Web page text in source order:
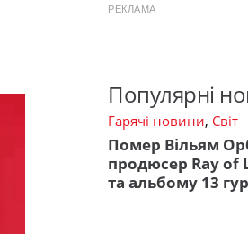
РЕКЛАМА
Популярні
Гарячі новини, Світ
Помер Вільям
продюсер Ray
та альбому 13